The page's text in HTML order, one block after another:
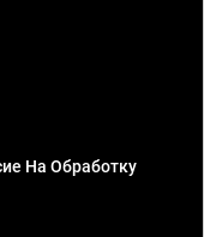
На Обработку